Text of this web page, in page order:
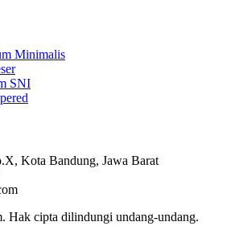
Minimalis
SNI
Kota Bandung, Jawa Barat
Hak cipta dilindungi undang-undang.